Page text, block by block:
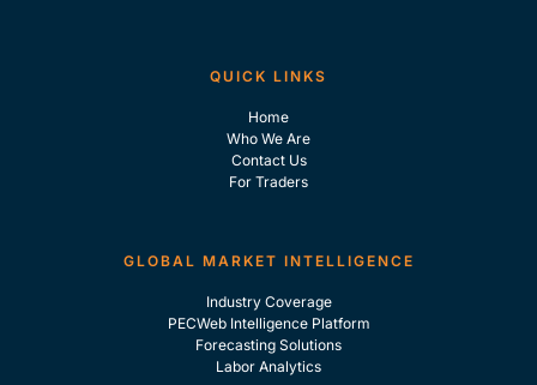
QUICK LINKS
Home
Who We Are
Contact Us
For Traders
GLOBAL MARKET INTELLIGENCE
Industry Coverage
PECWeb Intelligence Platform
Forecasting Solutions
Labor Analytics